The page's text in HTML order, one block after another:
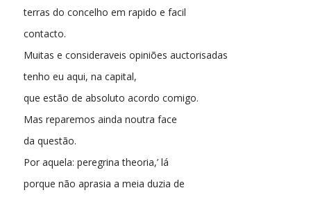
terras do concelho em rapido e facil
contacto.
Muitas e consideraveis opiniões auctorisadas
tenho eu aqui, na capital,
que estão de absoluto acordo comigo.
Mas reparemos ainda noutra face
da questão.
Por aquela: peregrina theoria,’ lá
porque não aprasia a meia duzia de